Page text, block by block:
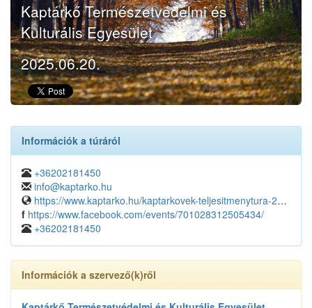
Kaptárkő Természetvédelmi és
Kulturális Egyesület
2025.06.20.
Információk a túráról
+36202181450
info@kaptarko.hu
https://www.kaptarko.hu/kaptarkovek-teljesitmenytura-2025/
f https://www.facebook.com/events/701028312505434/
+36202181450
Információk a szervező(k)ről